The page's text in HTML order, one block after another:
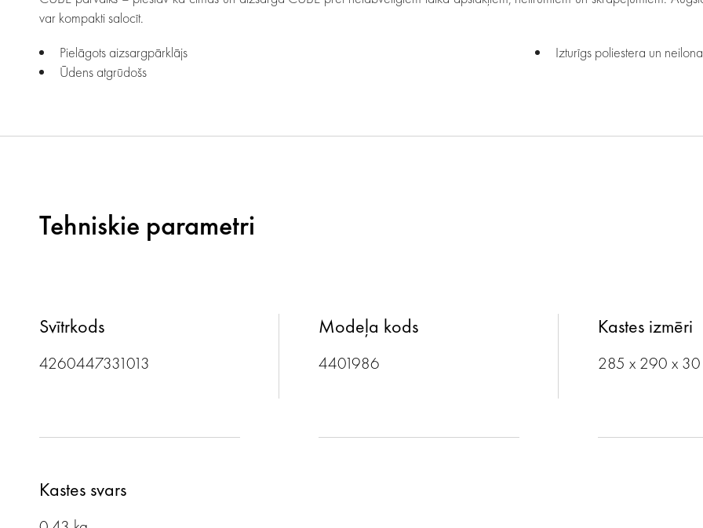
var kompakti salocīt.
Pielāgots aizsargpārklājs
Ūdens atgrūdošs
Izturīgs poliestera un
Tehniskie parametri
Svītrkods
4260447331013
Modeļa kods
4401986
Kastes izmēri
285 x 290 x 30
Kastes svars